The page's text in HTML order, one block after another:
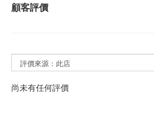
顧客評價
尚未有任何評價